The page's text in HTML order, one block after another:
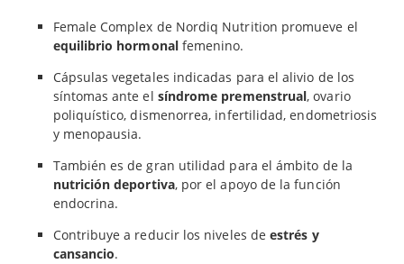
Female Complex de Nordiq Nutrition promueve el
equilibrio hormonalfemenino.
Cápsulas vegetales indicadas para el alivio de los
síntomas ante el síndrome premenstrual, ovario
poliquístico, dismenorrea, infertilidad, endometriosis
y menopausia.
También es de gran utilidad para el ámbito de la
nutrición deportiva, por el apoyo de la función
endocrina.
Contribuye a reducir los niveles deestrés y
cansancio.